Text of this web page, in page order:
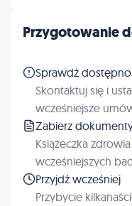
Przygotowanie
Sprawdź
Skontaktuj się i
wcześniejsze
Zabierz
Książeczka
wcześniejszych
Przyjdź wcześniej
Przybycie